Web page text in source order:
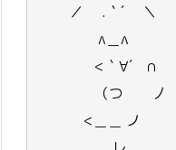
／ .｀´ ＼
∧＿∧
<｀∀´ ∩
（つ 丿
<＿＿ ノ